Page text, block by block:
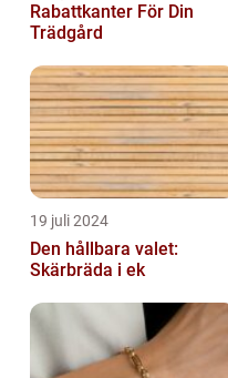
Rabattkanter För Din
Trädgård
19 juli 2024
Den hållbara valet:
Skärbräda i ek